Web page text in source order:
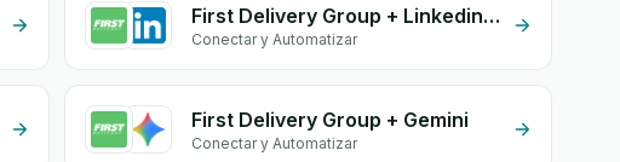
First Delivery Group + Linkedin form
Conectar y Automatizar
First Delivery Group + Gemini
Conectar y Automatizar